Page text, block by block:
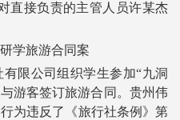
直接负责的主管人员许某杰
学旅游合同案
限公司组织学生参加“九洞
游客签订旅游合同。贵州伟
为违反了《旅行社条例》第